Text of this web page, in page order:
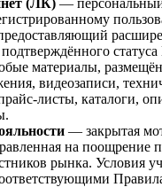
(ЛК) —
статуса
материалы,
видеозаписи,
листы, каталоги,
— закрытая
на поощрение
рынка. Условия